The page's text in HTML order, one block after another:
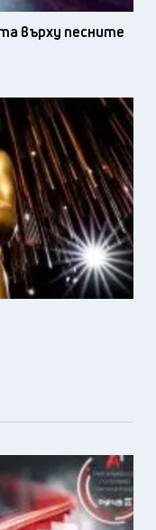
върху песните